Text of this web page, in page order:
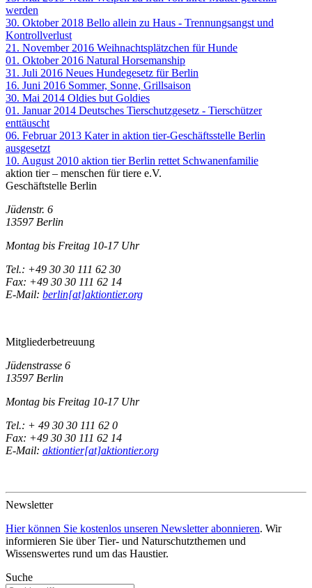
werden
30. Oktober 2018 Bello allein zu Haus - Trennungsangst und
Kontrollverlust
21. November 2016 Weihnachtsplätzchen für Hunde
01. Oktober 2016 Natural Horsemanship
31. Juli 2016 Neues Hundegesetz für Berlin
16. Juni 2016 Sommer, Sonne, Grillsaison
30. Mai 2014 Oldies but Goldies
01. Januar 2014 Deutsches Tierschutzgesetz - Tierschützer
enttäuscht
06. Februar 2013 Kater in aktion tier-Geschäftsstelle Berlin
ausgesetzt
10. August 2010 aktion tier Berlin rettet Schwanenfamilie
aktion tier – menschen für tiere e.V.
Geschäftstelle Berlin
Jüdenstr. 6
13597 Berlin
Montag bis Freitag 10-17 Uhr
Tel.: +49 30 30 111 62 30
Fax: +49 30 30 111 62 14
E-Mail: berlin[at]aktiontier.org
Mitgliederbetreuung
Jüdenstrasse 6
13597 Berlin
Montag bis Freitag 10-17 Uhr
Tel.: + 49 30 30 111 62 0
Fax: +49 30 30 111 62 14
E-Mail: aktiontier[at]aktiontier.org
Newsletter
Hier können Sie kostenlos unseren Newsletter abonnieren. Wir
informieren Sie über Tier- und Naturschutzthemen und
Wissenswertes rund um das Haustier.
Suche